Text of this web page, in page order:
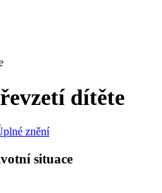
dítěte
znění
situace